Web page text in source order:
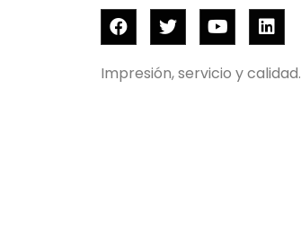
Impresión, servicio y calidad.